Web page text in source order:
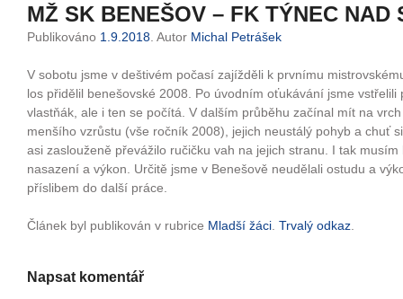
MŽ SK BENEŠOV – FK TÝNEC NAD
Publikováno 1.9.2018 . Autor Michal Petrášek
V sobotu jsme v deštivém počasí zajížděli k prvnímu
los přidělil benešovské 2008. Po úvodním oťukávání jsme
vlastňák, ale i ten se počítá. V dalším průběhu začínal mít na
menšího vzrůstu (vše ročník 2008), jejich neustálý pohyb a chuť
asi zaslouženě převážilo ručičku vah na jejich stranu. I tak musím
nasazení a výkon. Určitě jsme v Benešově neudělali ostudu a
příslibem do další práce.
Článek byl publikován v rubrice Mladší žáci Trvalý odkaz
Napsat komentář